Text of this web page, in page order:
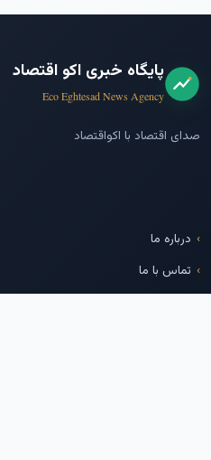
پایگاه خبری اکو اقتصاد
Eco Eghtesad News Agency
صدای اقتصاد با اکواقتصاد
درباره ما
تماس با ما